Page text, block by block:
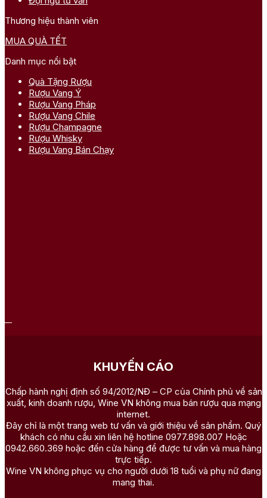
Thương hiệu thành viên
MUA QUÀ TẾT
Danh mục nổi bật
Quà Tặng Rượu
Rượu Vang Ý
Rượu Vang Pháp
Rượu Vang Chile
Rượu Champagne
Rượu Whisky
Rượu Vang Bán Chạy
KHUYẾN CÁO
Chấp hành nghị định số 94/2012/NĐ – CP của Chính phủ về sản
xuất, kinh doanh rượu, Wine VN không mua bán rượu qua mạng
internet.
Đây chỉ là một trang web tư vấn và giới thiệu về sản phẩm. Quý
khách có nhu cầu xin liên hệ hotline 0977.898.007 Hoặc
0942.660.369 hoặc đến cửa hàng để được tư vấn và mua hàng
trực tiếp.
Wine VN không phục vụ cho người dưới 18 tuổi và phụ nữ đang
mang thai.